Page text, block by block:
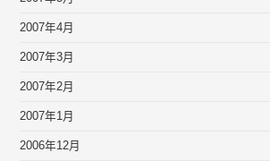
2007年4月
2007年3月
2007年2月
2007年1月
2006年12月